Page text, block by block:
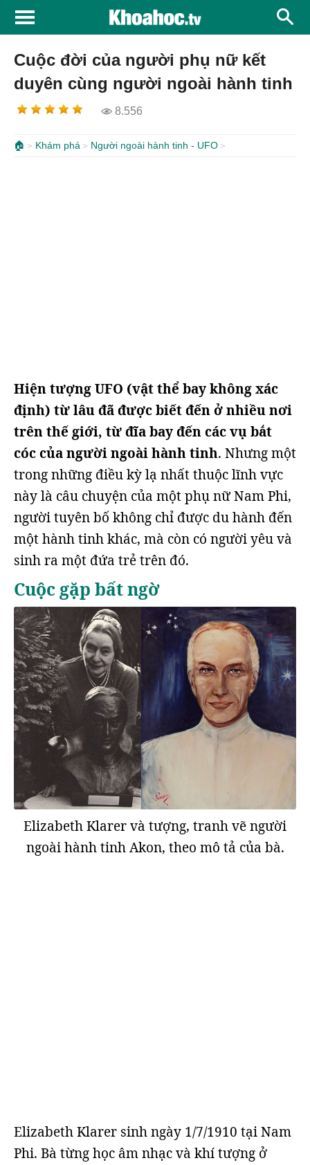
Cuộc đời của người phụ nữ kết
duyên cùng người ngoài hành tinh
8.556
🏠 Khám phá Người ngoài hành tinh - UFO
Hiện tượng UFO (vật thể bay không xác
định) từ lâu đã được biết đến ở nhiều nơi
trên thế giới, từ đĩa bay đến các vụ bắt
cóc của người ngoài hành tinh. Nhưng một
trong những điều kỳ lạ nhất thuộc lĩnh vực
này là câu chuyện của một phụ nữ Nam Phi,
người tuyên bố không chỉ được du hành đến
một hành tinh khác, mà còn có người yêu và
sinh ra một đứa trẻ trên đó.
Cuộc gặp bất ngờ
Elizabeth Klarer và tượng, tranh vẽ người
ngoài hành tinh Akon, theo mô tả của bà.
Elizabeth Klarer sinh ngày 1/7/1910 tại Nam
Phi. Bà từng học âm nhạc và khí tượng ở